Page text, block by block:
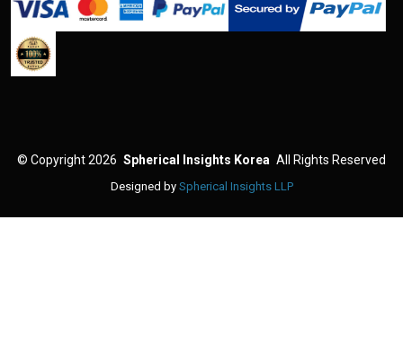
© Copyright 2026 Spherical Insights Korea All Rights Reserved
Designed by Spherical Insights LLP